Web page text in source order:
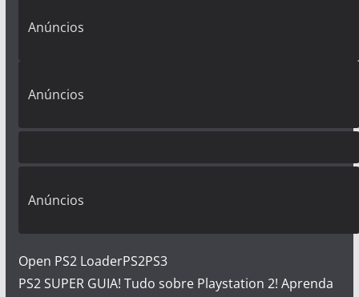
Anúncios
Anúncios
Anúncios
Open PS2 LoaderPS2PS3
PS2 SUPER GUIA! Tudo sobre Playstation 2! Aprenda